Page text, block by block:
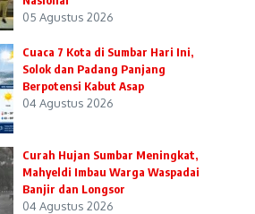
05 Agustus 2026
Cuaca 7 Kota di Sumbar Hari Ini,
Solok dan Padang Panjang
Berpotensi Kabut Asap
04 Agustus 2026
Curah Hujan Sumbar Meningkat,
Mahyeldi Imbau Warga Waspadai
Banjir dan Longsor
04 Agustus 2026